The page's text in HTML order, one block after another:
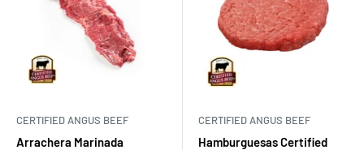
CERTIFIED ANGUS BEEF
Arrachera Marinada
CERTIFIED ANGUS BEEF
Hamburguesas Certified